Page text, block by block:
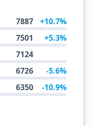
7887 +10.7%
7501 +5.3%
7124
6726 -5.6%
6350 -10.9%